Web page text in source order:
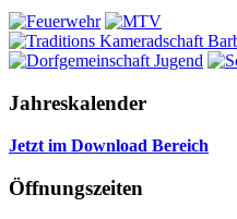
Jahreskalender
Jetzt im Download Bereich
Öffnungszeiten